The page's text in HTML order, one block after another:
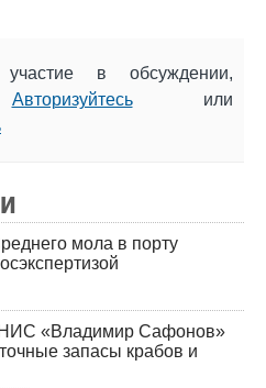
в обсуждении,
Авторизуйтесьили
мола в порту
«Владимир Сафонов»
запасы крабов и